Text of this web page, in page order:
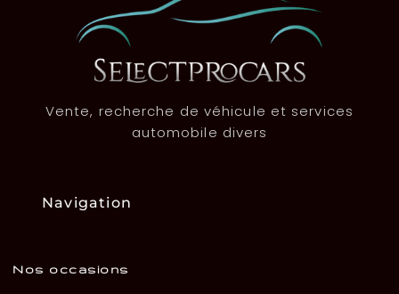
Vente, recherche de véhicule et services
automobile divers
Navigation
Nos occasions